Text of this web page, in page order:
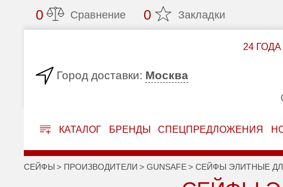
0 Сравнение 0 Закладки
Город доставки: Москва
24 ГОДА
КАТАЛОГ БРЕНДЫ СПЕЦПРЕДЛОЖЕНИЯ
СЕЙФЫ ПРОИЗВОДИТЕЛИ GUNSAFE СЕЙФЫ ЭЛИТНЫЕ